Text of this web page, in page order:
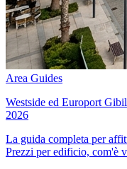
Area Guides
Westside ed Europort
2026
La guida completa per
Prezzi per edificio, com'è